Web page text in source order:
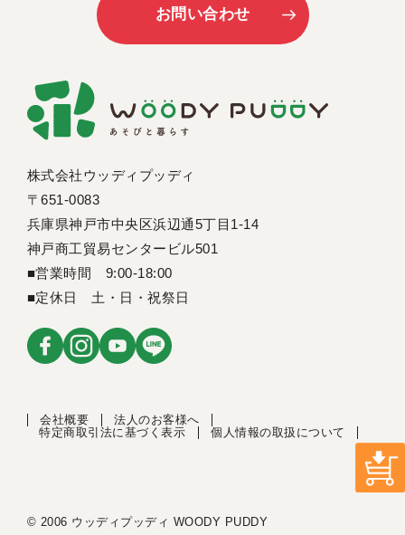
株式会社ウッディプッディ
〒651-0083
兵庫県神戸市中央区浜辺通5丁目1-14
神戸商工貿易センタービル501
■営業時間 9:00-18:00
■定休日 土・日・祝祭日
お問い合わせ
会社概要
法人のお客様へ
特定商取引法に基づく表示
個人情報の取扱について
© 2006 ウッディプッディ WOODY PUDDY